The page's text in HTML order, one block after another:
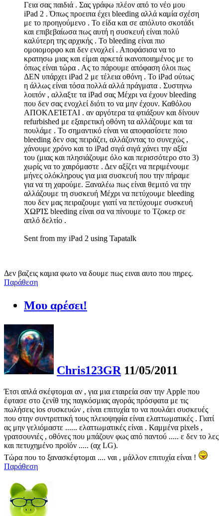
Γεια σας παιδιά . Σας γράφω πλέον από το νέο μου
iPad 2 . Όπως προειπα έχει bleeding αλλά καμία σχέση
με το προηγούμενο . Το είδα και σε απόλυτο σκοτάδι
και επιβεβαίωσα πως αυτή η συσκευή είναι πολύ
καλύτερη της αρχικής . Το bleeding είναι πιο
ομοιομορφο και δεν ενοχλεί . Αποφάσισα να το
κρατησω μιας και είμαι αρκετά ικανοποιημένος με το
όπως είναι τώρα . Ας το πάρουμε απόφαση όλοι πως
ΔΕΝ υπάρχει iPad 2 με τέλεια οθόνη . Το iPad ούτως
η άλλως είναι τόσα πολλά αλλά πράγματα . Συστηνω
λοιπόν , αλλαξτε τα iPad σας Μέχρι να έχουν bleeding
που δεν σας ενοχλεί διότι το να μην έχουν. Καθόλου
ΑΠΟΚΛΕΊΕΤΑΙ . αν αργότερα τα φτιάξουν και δίνουν
refurbished με εξαιρετική οθόνη τα αλλάζουμε και τα
πουλάμε . Το σημαντικό είναι να αποφασίσετε ποιο
bleeding δεν σας πειράζει, αλλάζοντας το συνεχώς ,
χάνουμε χρόνο και το iPad σιγά σιγά χάνει την αξία
του (μιας και πλησιάζουμε όλο και περισσότερο στο 3)
χωρίς να το χαιρόμαστε . Δεν αξίζει να περιμένουμε
μήνες ολόκληρους για μια συσκευή που την πήραμε
για να τη χαρούμε. Ξαναλέω πως είναι θεμιτό να την
αλλάζουμε τη συσκευή Μέχρι να πετύχουμε bleeding
που δεν μας πειραζουμε γιατί να πετύχουμε συσκευή
ΧΩΡΊΣ bleeding είναι σα να πίνουμε το Τζοκερ σε
απλό δελτίο .
Sent from my iPad 2 using Tapatalk
Δεν βαζεις καμια φωτο να δουμε πως ειναι αυτο που πηρες.
Παράθεση
Μου αρέσει!
Chris123GR 11/05/2011
Έτσι απλά σκέφτομαι αν , για μια εταιρεία σαν την Apple που
έφτασε στο ζενίθ της παγκόσμιας αγοράς πρόσφατα με τις
πωλήσεις ios συσκευών , είναι επιτυχία το να πουλάει συσκευές
που στην συντριπτική τους πλειοψηφία είναι ελαττωματικές . Γιατί
ας μην γελιόμαστε ...... ελαττωματικές είναι . Καμμένα pixels ,
γρατσουνιές , οθόνες που μπάζουν φως από παντού ..... ε δεν το λες
και πετυχημένο προϊόν ..... (αχ LG).
Τώρα που το ξανασκέφτομαι .... ναι , μάλλον επιτυχία είναι !
Παράθεση